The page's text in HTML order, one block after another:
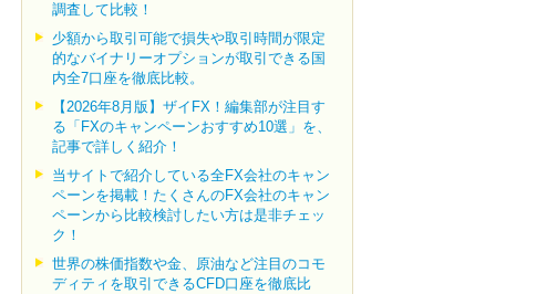
調査して比較！
少額から取引可能で損失や取引時間が限定
的なバイナリーオプションが取引できる国
内全7口座を徹底比較。
【2026年8月版】ザイFX！編集部が注目す
る「FXのキャンペーンおすすめ10選」を、
記事で詳しく紹介！
当サイトで紹介している全FX会社のキャン
ペーンを掲載！たくさんのFX会社のキャン
ペーンから比較検討したい方は是非チェッ
ク！
世界の株価指数や金、原油など注目のコモ
ディティを取引できるCFD口座を徹底比